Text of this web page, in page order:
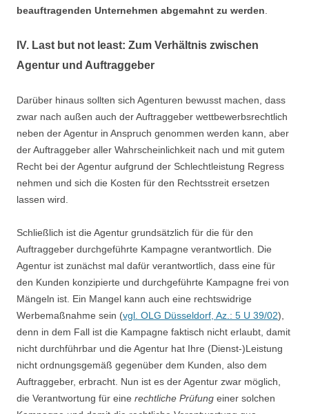
beauftragenden Unternehmen abgemahnt zu werden
IV. Last but not least: Zum Verhältnis zwischen
Agentur und Auftraggeber
Darüber hinaus sollten sich Agenturen bewusst machen, dass
zwar nach außen auch der Auftraggeber wettbewerbsrechtlich
neben der Agentur in Anspruch genommen werden kann, aber
der Auftraggeber aller Wahrscheinlichkeit nach und mit gutem
Recht bei der Agentur aufgrund der Schlechtleistung Regress
nehmen und sich die Kosten für den Rechtsstreit ersetzen
lassen wird.
Schließlich ist die Agentur grundsätzlich für die für den
Auftraggeber durchgeführte Kampagne verantwortlich. Die
Agentur ist zunächst mal dafür verantwortlich, dass eine für
den Kunden konzipierte und durchgeführte Kampagne frei von
Mängeln ist. Ein Mangel kann auch eine rechtswidrige
Werbemaßnahme sein (vgl. OLG Düsseldorf, Az.: 5 U 39/02),
denn in dem Fall ist die Kampagne faktisch nicht erlaubt, damit
nicht durchführbar und die Agentur hat Ihre (Dienst-)Leistung
nicht ordnungsgemäß gegenüber dem Kunden, also dem
Auftraggeber, erbracht. Nun ist es der Agentur zwar möglich,
die Verantwortung für eine rechtliche Prüfung einer solchen